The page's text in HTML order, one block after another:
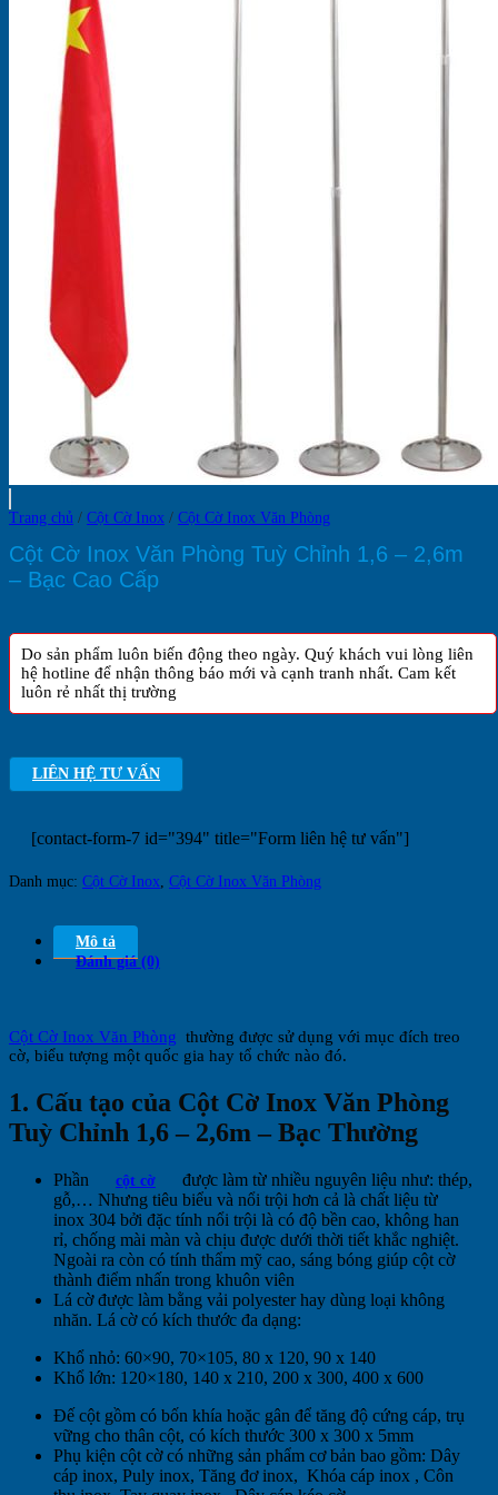
Trang chủ / Cột Cờ Inox / Cột Cờ Inox Văn Phòng
Cột Cờ Inox Văn Phòng Tuỳ Chỉnh 1,6 – 2,6m
– Bạc Cao Cấp
Do sản phẩm luôn biến động theo ngày. Quý khách vui lòng liên
hệ hotline để nhận thông báo mới và cạnh tranh nhất. Cam kết
luôn rẻ nhất thị trường
LIÊN HỆ TƯ VẤN
[contact-form-7 id="394" title="Form liên hệ tư vấn"]
Danh mục: Cột Cờ Inox, Cột Cờ Inox Văn Phòng
Mô tả
Đánh giá (0)
Cột Cờ Inox Văn Phòng thường được sử dụng với mục đích treo
cờ, biểu tượng một quốc gia hay tổ chức nào đó.
1. Cấu tạo của Cột Cờ Inox Văn Phòng
Tuỳ Chỉnh 1,6 – 2,6m – Bạc Thường
Phần cột cờ
được làm từ nhiều nguyên liệu như: thép,
gỗ,… Nhưng tiêu biểu và nổi trội hơn cả là chất liệu từ
inox 304 bởi đặc tính nổi trội là có độ bền cao, không han
rỉ, chống mài màn và chịu được dưới thời tiết khắc nghiệt.
Ngoài ra còn có tính thẩm mỹ cao, sáng bóng giúp cột cờ
thành điểm nhấn trong khuôn viên
Lá cờ được làm bằng vải polyester hay dùng loại không
nhăn. Lá cờ có kích thước đa dạng:
Khổ nhỏ: 60×90, 70×105, 80 x 120, 90 x 140
Khổ lớn: 120×180, 140 x 210, 200 x 300, 400 x 600
Đế cột gồm có bốn khía hoặc gân để tăng độ cứng cáp, trụ
vững cho thân cột, có kích thước 300 x 300 x 5mm
Phụ kiện cột cờ có những sản phẩm cơ bản bao gồm: Dây
cáp inox, Puly inox, Tăng đơ inox, Khóa cáp inox , Côn